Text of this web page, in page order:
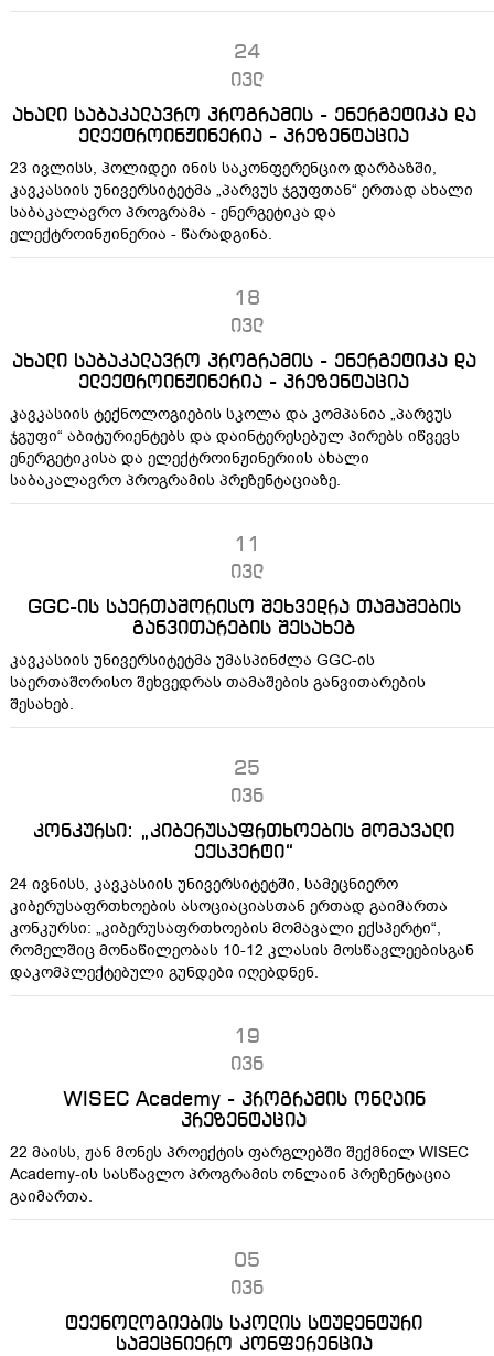
24
ივლ
ახალი საბაკალავრო პროგრამის - ენერგეტიკა და
ელექტროინჟინერია - პრეზენტაცია
23 ივლისს, ჰოლიდეი ინის საკონფერენციო დარბაზში,
კავკასიის უნივერსიტეტმა „პარვუს ჯგუფთან“ ერთად ახალი
საბაკალავრო პროგრამა - ენერგეტიკა და
ელექტროინჟინერია - წარადგინა.
18
ივლ
ახალი საბაკალავრო პროგრამის - ენერგეტიკა და
ელექტროინჟინერია - პრეზენტაცია
კავკასიის ტექნოლოგიების სკოლა და კომპანია „პარვუს
ჯგუფი“ აბიტურიენტებს და დაინტერესებულ პირებს იწვევს
ენერგეტიკისა და ელექტროინჟინერიის ახალი
საბაკალავრო პროგრამის პრეზენტაციაზე.
11
ივლ
GGC-ის საერთაშორისო შეხვედრა თამაშების
განვითარების შესახებ
კავკასიის უნივერსიტეტმა უმასპინძლა GGC-ის
საერთაშორისო შეხვედრას თამაშების განვითარების
შესახებ.
25
ივნ
კონკურსი: „კიბერუსაფრთხოების მომავალი
ექსპერტი“
24 ივნისს, კავკასიის უნივერსიტეტში, სამეცნიერო
კიბერუსაფრთხოების ასოციაციასთან ერთად გაიმართა
კონკურსი: „კიბერუსაფრთხოების მომავალი ექსპერტი“,
რომელშიც მონაწილეობას 10-12 კლასის მოსწავლეებისგან
დაკომპლექტებული გუნდები იღებდნენ.
19
ივნ
WISEC Academy - პროგრამის ონლაინ
პრეზენტაცია
22 მაისს, ჟან მონეს პროექტის ფარგლებში შექმნილ WISEC
Academy-ის სასწავლო პროგრამის ონლაინ პრეზენტაცია
გაიმართა.
05
ივნ
ტექნოლოგიების სკოლის სტუდენტური
სამეცნიერო კონფერენცია